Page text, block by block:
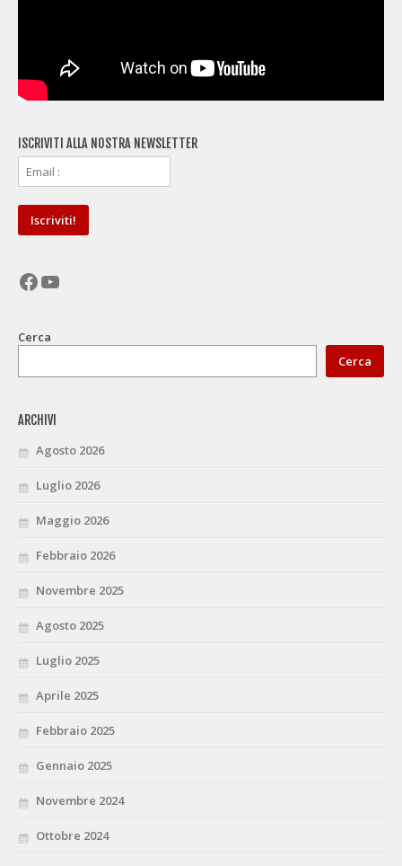
ISCRIVITI ALLA NOSTRA NEWSLETTER
Facebook
YouTube
Cerca
Cerca
ARCHIVI
Agosto 2026
Luglio 2026
Maggio 2026
Febbraio 2026
Novembre 2025
Agosto 2025
Luglio 2025
Aprile 2025
Febbraio 2025
Gennaio 2025
Novembre 2024
Ottobre 2024